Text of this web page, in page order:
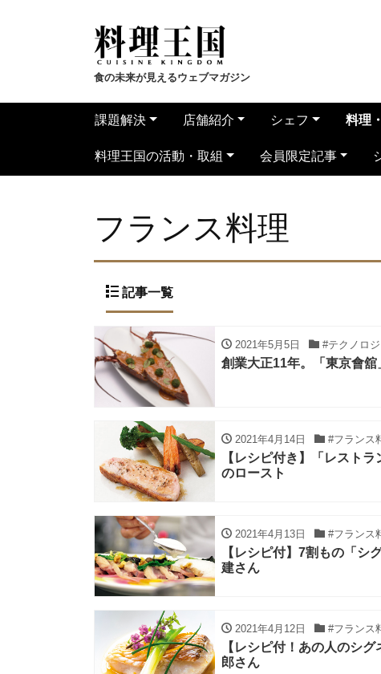
食の未来が見えるウェブマガジン
課題解決 店舗紹介 シェフ 料理
料理王国の活動・取組 会員限定記事
フランス料理
記事一覧
2021年5月5日 #テクノロジ
創業大正11年。「東京會舘
2021年4月14日 #フランス
【レシピ付き】「レスト
のロースト
2021年4月13日 #フランス
【レシピ付】7割もの「シ
建さん
2021年4月12日 #フランス
【レシピ付！あの人のシ
郎さん